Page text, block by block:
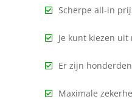
Scherpe all-in
Je kunt kiezen
Er zijn
Maximale